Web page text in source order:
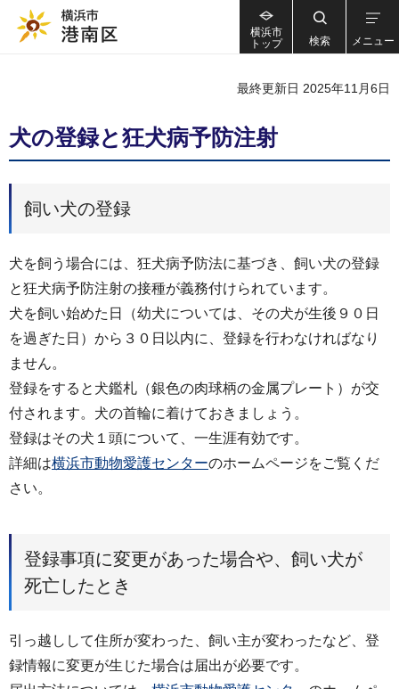
横浜市
トップ
検索 メニュー
最終更新日 2025年11月6日
犬の登録と狂犬病予防注射
飼い犬の登録
犬を飼う場合には、狂犬病予防法に基づき、飼い犬の登録
と狂犬病予防注射の接種が義務付けられています。
犬を飼い始めた日（幼犬については、その犬が生後９０日
を過ぎた日）から３０日以内に、登録を行わなければなり
ません。
登録をすると犬鑑札（銀色の肉球柄の金属プレート）が交
付されます。犬の首輪に着けておきましょう。
登録はその犬１頭について、一生涯有効です。
詳細は横浜市動物愛護センターのホームページをご覧くだ
さい。
登録事項に変更があった場合や、飼い犬が
死亡したとき
引っ越しして住所が変わった、飼い主が変わったなど、登
録情報に変更が生じた場合は届出が必要です。